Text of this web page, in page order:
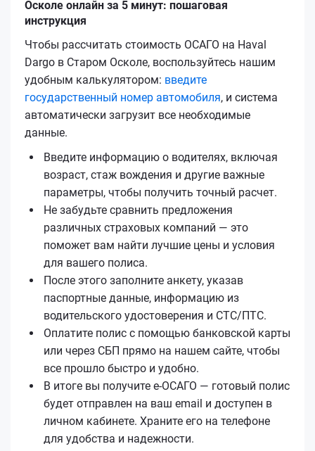
Осколе онлайн за 5 минут: пошаговая
инструкция
Чтобы рассчитать стоимость ОСАГО на Haval
Dargo в Старом Осколе, воспользуйтесь нашим
удобным калькулятором: введите
государственный номер автомобиля, и система
автоматически загрузит все необходимые
данные.
Введите информацию о водителях, включая
возраст, стаж вождения и другие важные
параметры, чтобы получить точный расчет.
Не забудьте сравнить предложения
различных страховых компаний — это
поможет вам найти лучшие цены и условия
для вашего полиса.
После этого заполните анкету, указав
паспортные данные, информацию из
водительского удостоверения и СТС/ПТС.
Оплатите полис с помощью банковской карты
или через СБП прямо на нашем сайте, чтобы
все прошло быстро и удобно.
В итоге вы получите е‑ОСАГО — готовый полис
будет отправлен на ваш email и доступен в
личном кабинете. Храните его на телефоне
для удобства и надежности.